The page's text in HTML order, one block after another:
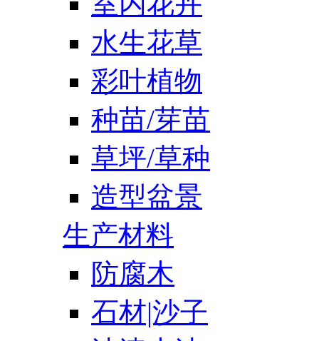
水生花草
彩叶植物
种苗/芽苗
草坪/草种
造型盆景
生产材料
防腐木
石材|沙子